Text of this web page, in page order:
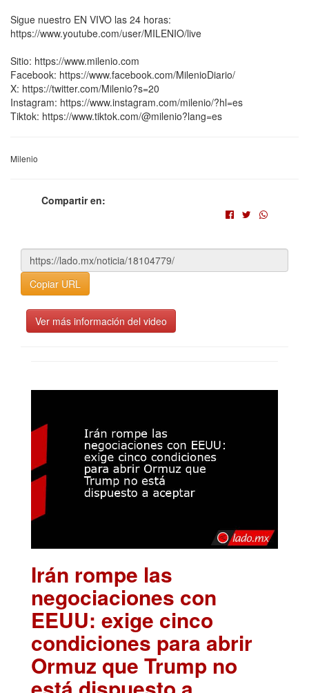
Sigue nuestro EN VIVO las 24 horas:
https://www.youtube.com/user/MILENIO/live
Sitio: https://www.milenio.com
Facebook: https://www.facebook.com/MilenioDiario/
X: https://twitter.com/Milenio?s=20
Instagram: https://www.instagram.com/milenio/?hl=es
Tiktok: https://www.tiktok.com/@milenio?lang=es
Milenio
Compartir en:
Copiar URL
Ver más información del video
Irán rompe las
negociaciones con
EEUU: exige cinco
condiciones para abrir
Ormuz que Trump no